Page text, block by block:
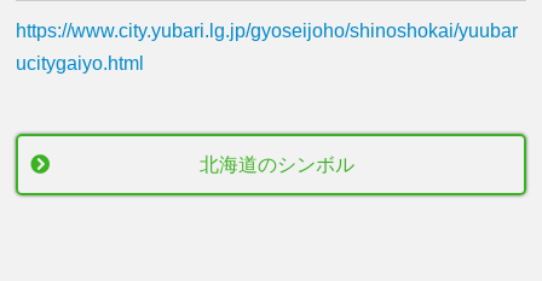
https://www.city.yubari.lg.jp/gyoseijoho/shinoshokai/yuubar
ucitygaiyo.html
北海道のシンボル